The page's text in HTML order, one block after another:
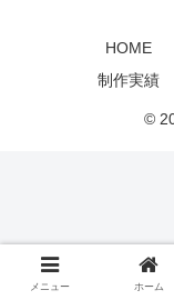
HOME
制作実績
©
メニュー ホーム